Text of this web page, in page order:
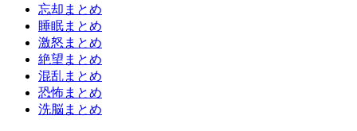
忘却まとめ
睡眠まとめ
激怒まとめ
絶望まとめ
混乱まとめ
恐怖まとめ
洗脳まとめ